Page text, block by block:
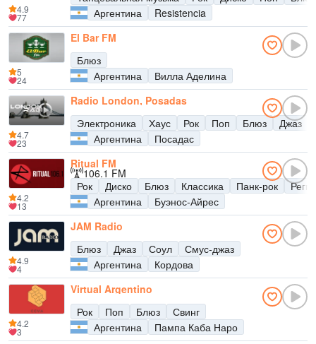
Аргентина
Resistencia
4.9
77
El Bar FM
Блюз
Аргентина
Вилла Аделина
5
24
Radio London, Posadas
Электроника
Хаус Рок Поп Блюз Джаз
Аргентина
Посадас
4.7
23
Ritual FM
106.1 FM
Рок
Диско Блюз Классика Панк-рок
Регги
Аргентина
Буэнос-Айрес
4.2
13
JAM Radio
Блюз
Джаз Соул
Смус-джаз
Аргентина
Кордова
4.9
4
Virtual Argentino
Рок
Поп Блюз
Свинг
Аргентина
Пампа Каба Наро
4.2
3